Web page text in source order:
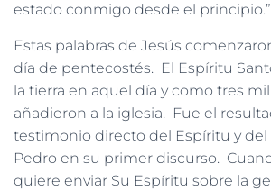
estado conmigo desde el
Estas palabras de Jesús
día de pentecostés. El Espíritu
la tierra en aquel día y como tres
añadieron a la iglesia. Fue el
testimonio directo del Espíritu y
Pedro en su primer discurso.
quiere enviar Su Espíritu sobre la